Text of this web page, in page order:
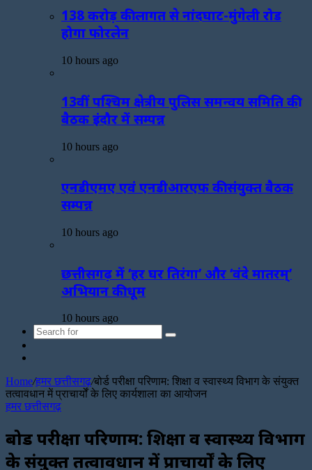
138 करोड़ की लागत से नांदघाट-मुंगेली रोड
होगा फोरलेन
10 hours ago
13वीं पश्चिम क्षेत्रीय पुलिस समन्वय समिति की
बैठक इंदौर में सम्पन्न
10 hours ago
एनडीएमए एवं एनडीआरएफ की संयुक्त बैठक
सम्पन्न
10 hours ago
छत्तीसगढ़ में ‘हर घर तिरंगा’ और ‘वंदे मातरम्’
अभियान की धूम
10 hours ago
Search
Home/हमर छत्तीसगढ़/बोर्ड परीक्षा परिणाम: शिक्षा व स्वास्थ्य विभाग के संयुक्त
तत्वावधान में प्राचार्यों के लिए कार्यशाला का आयोजन
हमर छत्तीसगढ़
बोर्ड परीक्षा परिणाम: शिक्षा व स्वास्थ्य विभाग
के संयुक्त तत्वावधान में प्राचार्यों के लिए